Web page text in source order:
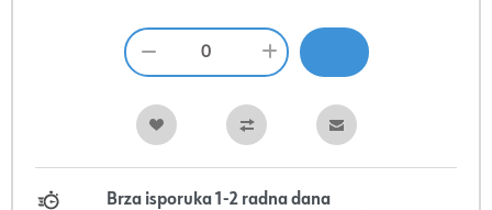
Brza isporuka 1-2 radna dana